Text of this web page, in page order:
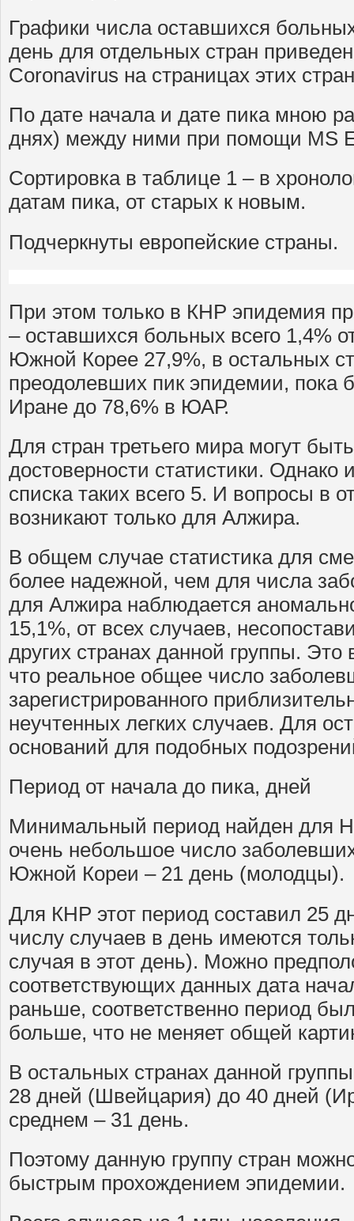
Графики числа оставшихся
день для отдельных стран
Coronavirus на страницах этих
По дате начала и дате пика мною
днях) между ними при помощи MS
Сортировка в таблице 1 – в
датам пика, от старых к новым.
Подчеркнуты европейские страны.
При этом только в КНР эпидемия
– оставшихся больных всего 1,4%
Южной Корее 27,9%, в остальных
преодолевших пик эпидемии, пока
Иране до 78,6% в ЮАР.
Для стран третьего мира могут
достоверности статистики. Однако
списка таких всего 5. И вопросы в
возникают только для Алжира.
В общем случае статистика для
более надежной, чем для числа
для Алжира наблюдается
15,1%, от всех случаев,
других странах данной группы.
что реальное общее число
зарегистрированного
неучтенных легких случаев. Для
оснований для подобных
Период от начала до пика, дней
Минимальный период найден для
очень небольшое число
Южной Кореи – 21 день (молодцы).
Для КНР этот период составил 25
числу случаев в день имеются
случая в этот день). Можно
соответствующих данных дата
раньше, соответственно период
больше, что не меняет общей
В остальных странах данной
28 дней (Швейцария) до 40 дней
среднем – 31 день.
Поэтому данную группу стран
быстрым прохождением эпидемии.